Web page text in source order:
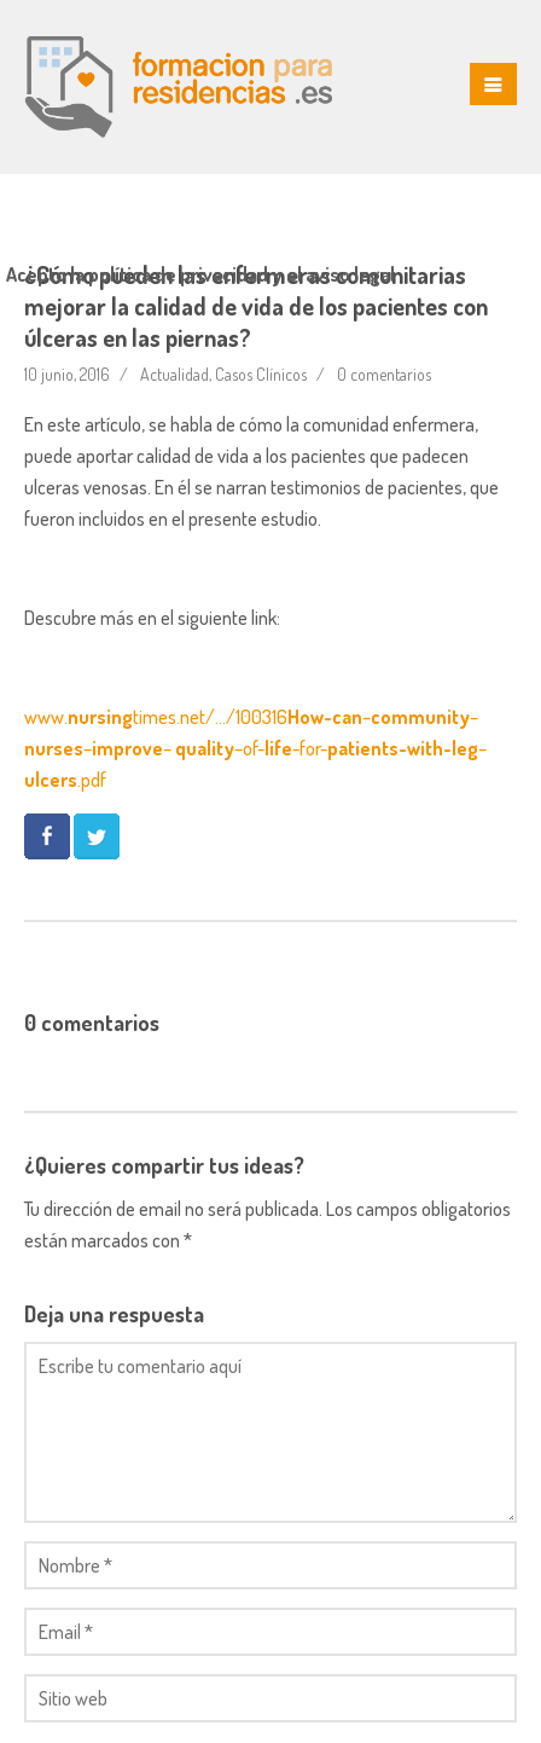
¿Cómo pueden las enfermeras comunitarias
mejorar la calidad de vida de los pacientes con
úlceras en las piernas?
10 junio, 2016 Actualidad, Casos Clínicos 0 comentarios
En este artículo, se habla de cómo la comunidad enfermera,
puede aportar calidad de vida a los pacientes que padecen
ulceras venosas. En él se narran testimonios de pacientes, que
fueron incluidos en el presente estudio.
Descubre más en el siguiente link:
www.nursingtimes.net/…/100316How-can–community–
nurses–improve– quality–of-life-for-patients-with-leg–
ulcers.pdf
0 comentarios
¿Quieres compartir tus ideas?
Tu dirección de email no será publicada. Los campos obligatorios
están marcados con *
Deja una respuesta
Acepto la política de privacidad y el aviso legal